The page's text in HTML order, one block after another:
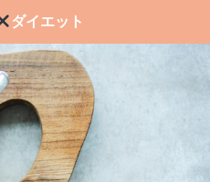
ダイエット